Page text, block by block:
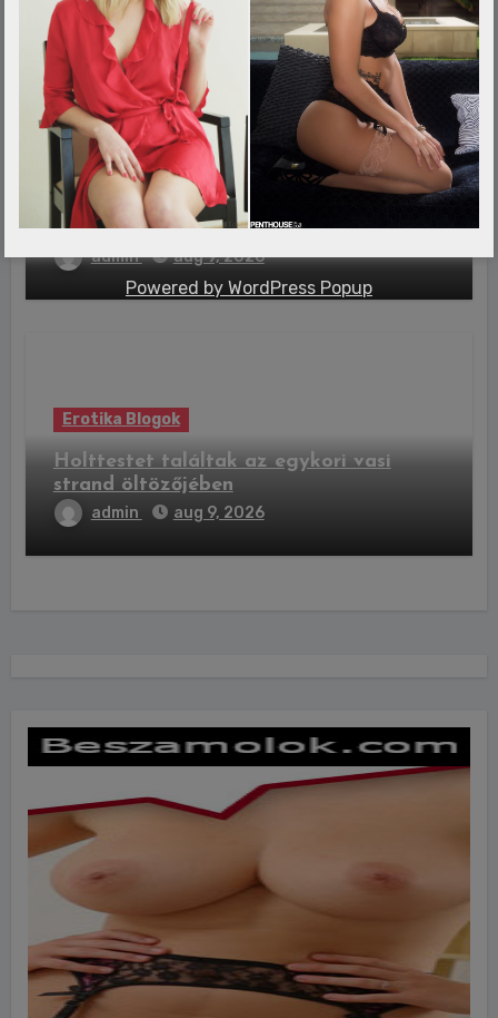
Erotika Blogok
Októberben megnyílnak az
ügynökakták, de a teljes igazság
továbbra is rejtve maradhat
admin aug 9, 2026
Erotika Blogok
Holttestet találtak az egykori vasi
strand öltözőjében
admin aug 9, 2026
Powered by WordPress Popup